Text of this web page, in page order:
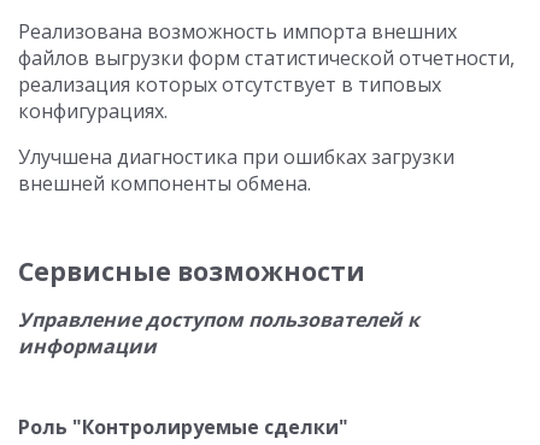
Реализована возможность импорта внешних
файлов выгрузки форм статистической отчетности,
реализация которых отсутствует в типовых
конфигурациях.
Улучшена диагностика при ошибках загрузки
внешней компоненты обмена.
Сервисные возможности
Управление доступом пользователей к
информации
Роль "Контролируемые сделки"